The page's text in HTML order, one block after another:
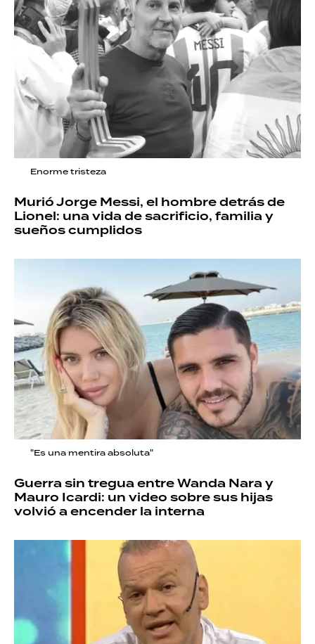
Enorme tristeza
Murió Jorge Messi, el hombre detrás de
Lionel: una vida de sacrificio, familia y
sueños cumplidos
"Es una mentira absoluta"
Guerra sin tregua entre Wanda Nara y
Mauro Icardi: un video sobre sus hijas
volvió a encender la interna